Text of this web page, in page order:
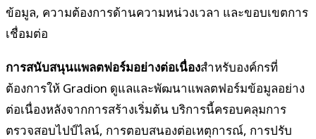
ข้อมูล, ความต้องการด้านความหน่วงเวลา และขอบเขตการ
เชื่อมต่อ
การสนับสนุนแพลตฟอร์มอย่างต่อเนื่องสำหรับองค์กรที่
ต้องการให้ Gradion ดูแลและพัฒนาแพลตฟอร์มข้อมูลอย่าง
ต่อเนื่องหลังจากการสร้างเริ่มต้น บริการนี้ครอบคลุมการ
ตรวจสอบไปป์ไลน์, การตอบสนองต่อเหตุการณ์, การปรับ